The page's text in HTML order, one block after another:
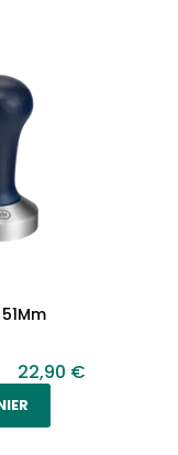
22,90 €